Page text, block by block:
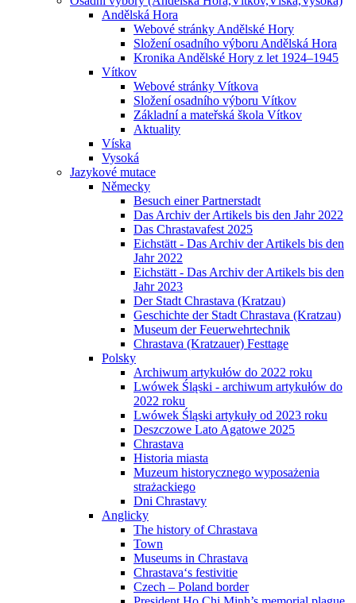
Andělská Hora
Webové stránky Andělské Hory
Složení osadního výboru Andělská Hora
Kronika Andělské Hory z let 1924–1945
Vítkov
Webové stránky Vítkova
Složení osadního výboru Vítkov
Základní a mateřská škola Vítkov
Aktuality
Víska
Vysoká
Jazykové mutace
Německy
Besuch einer Partnerstadt
Das Archiv der Artikels bis den Jahr 2022
Das Chrastavafest 2025
Eichstätt - Das Archiv der Artikels bis den
Jahr 2022
Eichstätt - Das Archiv der Artikels bis den
Jahr 2023
Der Stadt Chrastava (Kratzau)
Geschichte der Stadt Chrastava (Kratzau)
Museum der Feuerwehrtechnik
Chrastava (Kratzauer) Festtage
Polsky
Archiwum artykułów do 2022 roku
Lwówek Śląski - archiwum artykułów do
2022 roku
Lwówek Śląski artykuły od 2023 roku
Deszczowe Lato Agatowe 2025
Chrastava
Historia miasta
Muzeum historycznego wyposażenia
strażackiego
Dni Chrastavy
Anglicky
The history of Chrastava
Town
Museums in Chrastava
Chrastava‘s festivitie
Czech – Poland border